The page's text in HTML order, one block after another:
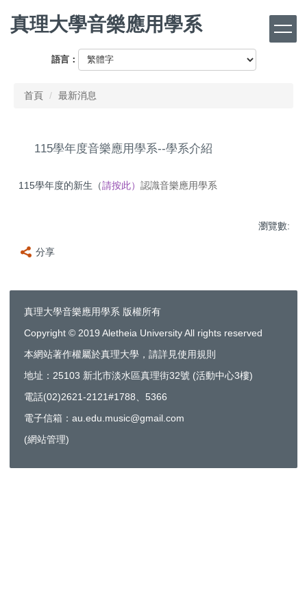
真理大學音樂應用學系
語言：
首頁 最新消息
115學年度音樂應用學系--學系介紹
115學年度的新生（請按此） 認識音樂應用學系
瀏覽數:
分享
真理大學音樂應用學系 版權所有
Copyright © 2019 Aletheia University All rights reserved
本網站著作權屬於真理大學，請詳見使用規則
地址：25103 新北市淡水區真理街32號 (活動中心3樓)
電話(02)2621-2121#1788、5366
電子信箱：au.edu.music@gmail.com
(網站管理)